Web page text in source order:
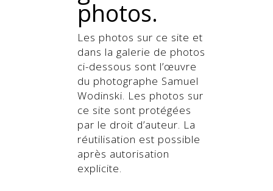
photos.
Les photos sur ce site et
dans la galerie de photos
ci-dessous sont l’œuvre
du photographe Samuel
Wodinski. Les photos sur
ce site sont protégées
par le droit d’auteur. La
réutilisation est possible
après autorisation
explicite.